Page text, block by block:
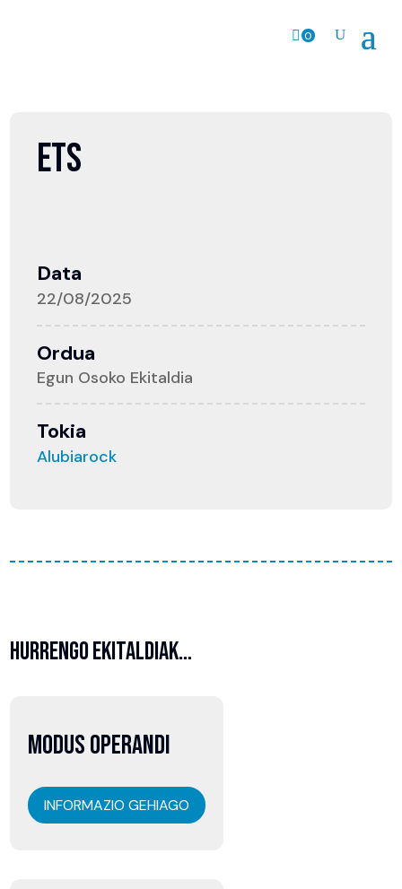
0
HURRENGO EKITALDIAK…
07
MODUS OPERANDI
INFORMAZIO GEHIAGO
ETS
Data
22/08/2025
Ordua
Egun Osoko Ekitaldia
Tokia
Alubiarock